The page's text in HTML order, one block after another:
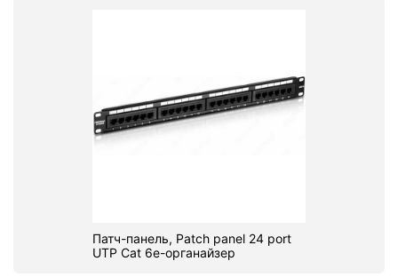
Патч-панель, Patch panel 24 port
UTP Cat 6e-органайзер